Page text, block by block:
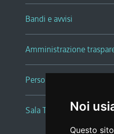
Noi
Questo
Bandi e avvisi
Amministrazione
Persone e Uffici
Sala Tiziano Tessitori